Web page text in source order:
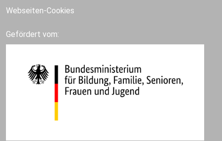
Webseiten-Cookies
Gefördert vom: